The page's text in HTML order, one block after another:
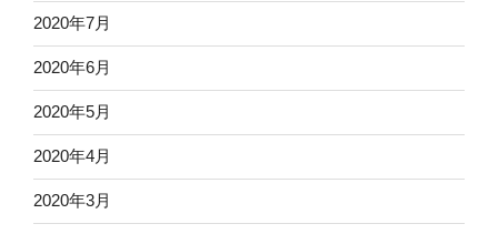
2020年7月
2020年6月
2020年5月
2020年4月
2020年3月